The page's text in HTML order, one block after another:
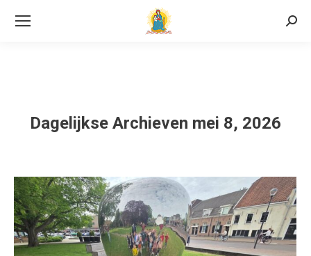
Dagelijkse Archieven mei 8, 2026